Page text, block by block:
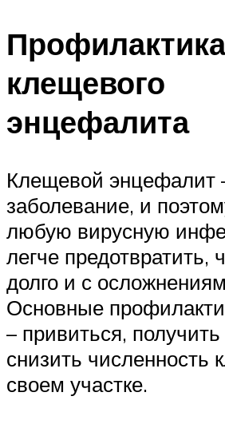
Профилактика
клещевого
энцефалита
Клещевой энцефалит
заболевание, и
любую вирусную
легче предотвратить,
долго и с
Основные
– привиться, получить
снизить численность
своем участке.